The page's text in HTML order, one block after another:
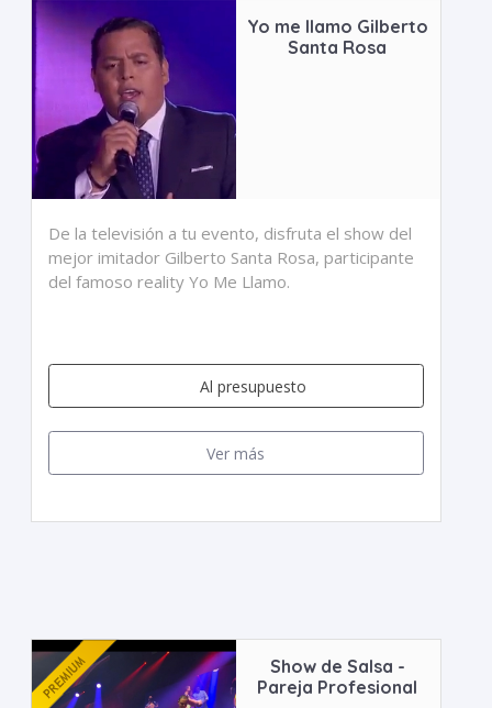
Yo me llamo Gilberto
Santa Rosa
De la televisión a tu evento, disfruta el show del
mejor imitador Gilberto Santa Rosa, participante
del famoso reality Yo Me Llamo.
Al presupuesto
Ver más
Show de Salsa -
Pareja Profesional